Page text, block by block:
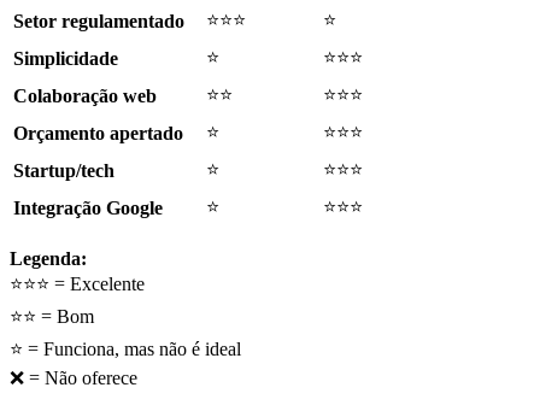
Setor regulamentado
⭐⭐⭐
⭐
Simplicidade
⭐
⭐⭐⭐
Colaboração web
⭐⭐
⭐⭐⭐
Orçamento apertado
⭐
⭐⭐⭐
Startup/tech
⭐
⭐⭐⭐
Integração Google
⭐ ⭐⭐⭐
Legenda:
⭐⭐⭐ = Excelente
⭐⭐ = Bom
⭐ = Funciona, mas não é ideal
❌ = Não oferece